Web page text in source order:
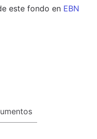
este fondo en EBN